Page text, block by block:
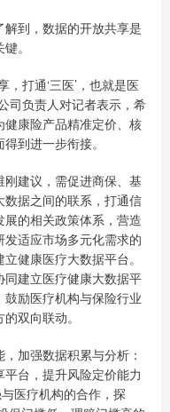
到，数据的开放共享是
。
打通‘三医’，也就是医
司负责人对记者表示，希
康险产品精准定价、核
到进一步衔接。
建议，需促进商保、基
据之间的联系，打通信
的相关政策体系，营造
适应市场多元化需求的
健康医疗大数据平台。
建立医疗健康大数据平
励医疗机构与保险行业
双向联动。
加强数据积累与分析：
台，提升风险定价能力
医疗机构的合作，探